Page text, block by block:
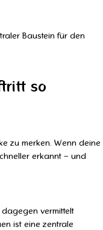
Baustein für den
so
zu merken. Wenn deine
erkannt – und
dagegen vermittelt
ist eine zentrale